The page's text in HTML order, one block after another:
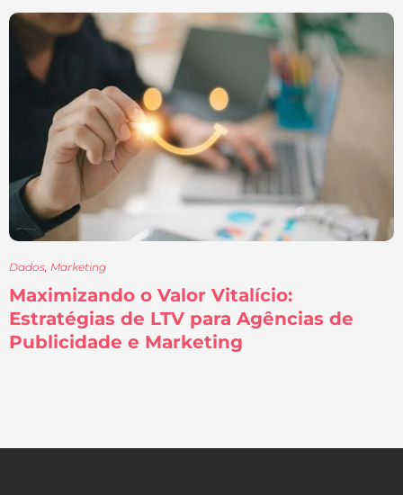
Dados, Marketing
Maximizando o Valor Vitalício:
Estratégias de LTV para Agências de
Publicidade e Marketing